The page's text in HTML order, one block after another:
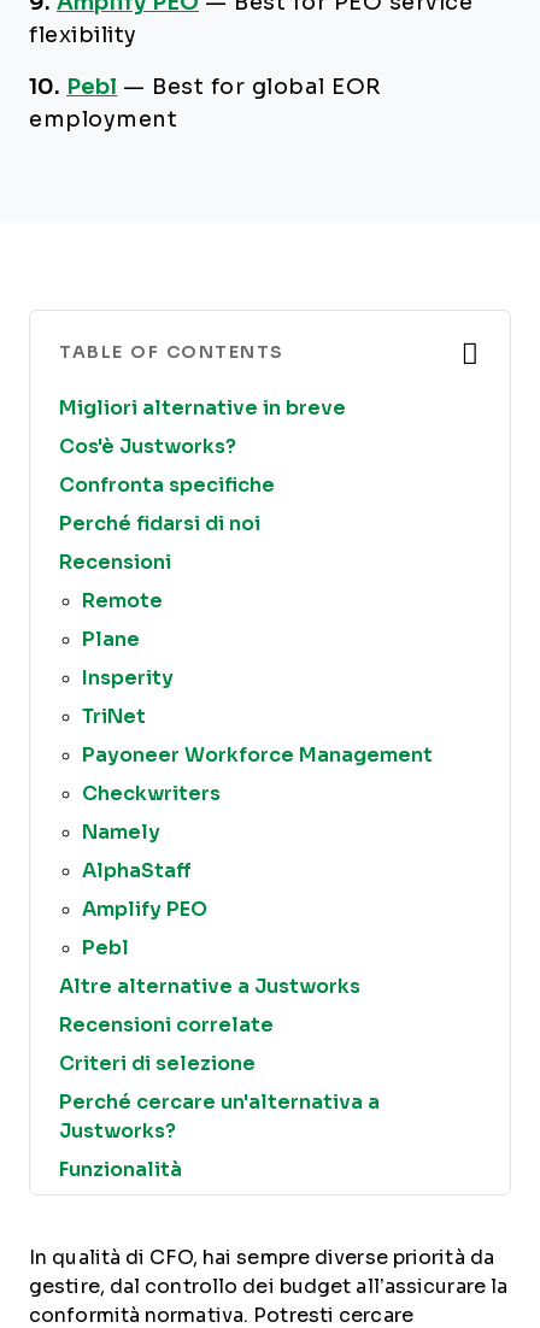
flexibility
10. Pebl — Best for global EOR
employment
TABLE OF CONTENTS
Migliori alternative in breve
Cos'è Justworks?
Confronta specifiche
Perché fidarsi di noi
Recensioni
Remote
Plane
Insperity
TriNet
Payoneer Workforce Management
Checkwriters
Namely
AlphaStaff
Amplify PEO
Pebl
Altre alternative a Justworks
Recensioni correlate
Criteri di selezione
Perché cercare un'alternativa a
Justworks?
Funzionalità
In qualità di CFO, hai sempre diverse priorità da
gestire, dal controllo dei budget all’assicurare la
conformità normativa. Potresti cercare